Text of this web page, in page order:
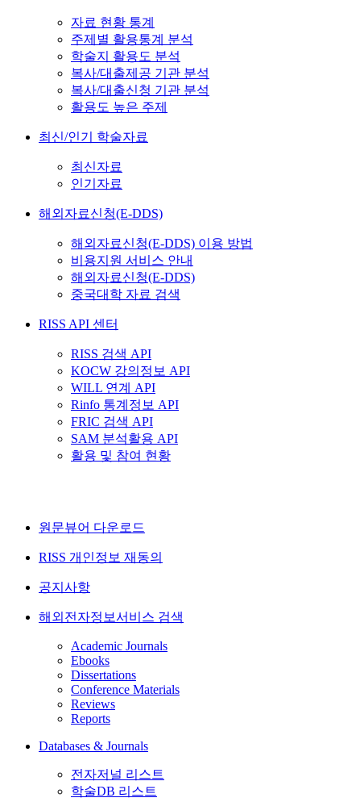
자료 현황 통계
주제별 활용통계 분석
학술지 활용도 분석
복사/대출제공 기관 분석
복사/대출신청 기관 분석
활용도 높은 주제
최신/인기 학술자료
최신자료
인기자료
해외자료신청(E-DDS)
해외자료신청(E-DDS) 이용 방법
비용지원 서비스 안내
해외자료신청(E-DDS)
중국대학 자료 검색
RISS API 센터
RISS 검색 API
KOCW 강의정보 API
WILL 연계 API
Rinfo 통계정보 API
FRIC 검색 API
SAM 분석활용 API
활용 및 참여 현황
원문뷰어 다운로드
RISS 개인정보 재동의
공지사항
해외전자정보서비스 검색
Academic Journals
Ebooks
Dissertations
Conference Materials
Reviews
Reports
Databases & Journals
전자저널 리스트
학술DB 리스트